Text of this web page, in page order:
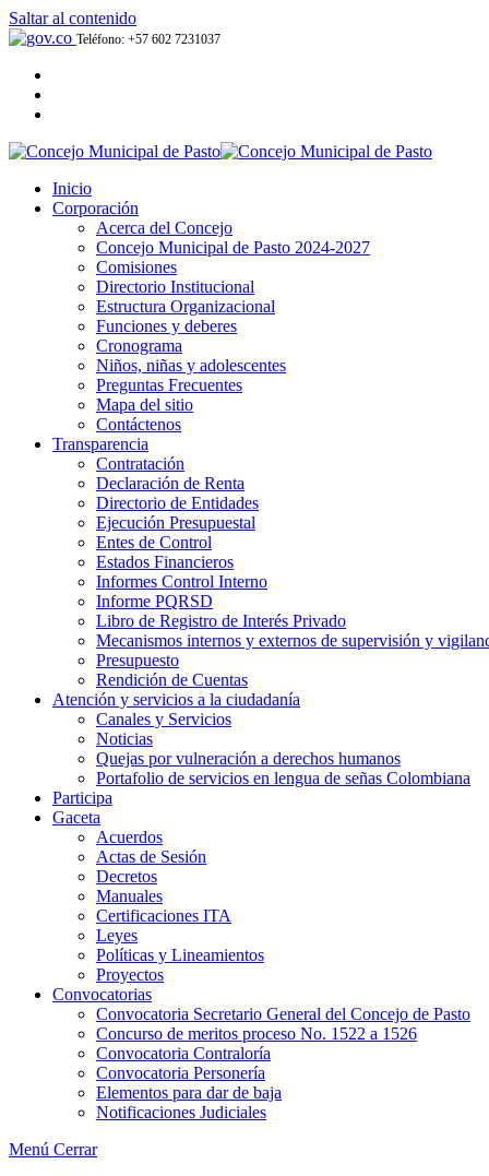
Saltar al contenido
Teléfono: +57 602 7231037
Inicio
Corporación
Acerca del Concejo
Concejo Municipal de Pasto 2024-2027
Comisiones
Directorio Institucional
Estructura Organizacional
Funciones y deberes
Cronograma
Niños, niñas y adolescentes
Preguntas Frecuentes
Mapa del sitio
Contáctenos
Transparencia
Contratación
Declaración de Renta
Directorio de Entidades
Ejecución Presupuestal
Entes de Control
Estados Financieros
Informes Control Interno
Informe PQRSD
Libro de Registro de Interés Privado
Mecanismos internos y externos de supervisión y
Presupuesto
Rendición de Cuentas
Atención y servicios a la ciudadanía
Canales y Servicios
Noticias
Quejas por vulneración a derechos humanos
Portafolio de servicios en lengua de señas Colombiana
Participa
Gaceta
Acuerdos
Actas de Sesión
Decretos
Manuales
Certificaciones ITA
Leyes
Políticas y Lineamientos
Proyectos
Convocatorias
Convocatoria Secretario General del Concejo de Pasto
Concurso de meritos proceso No. 1522 a 1526
Convocatoria Contraloría
Convocatoria Personería
Elementos para dar de baja
Notificaciones Judiciales
Menú Cerrar